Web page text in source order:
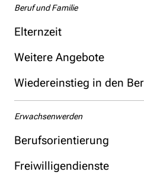
Beruf und Familie
Elternzeit
Weitere Angebote
Wiedereinstieg in den
Erwachsenwerden
Berufsorientierung
Freiwilligendienste